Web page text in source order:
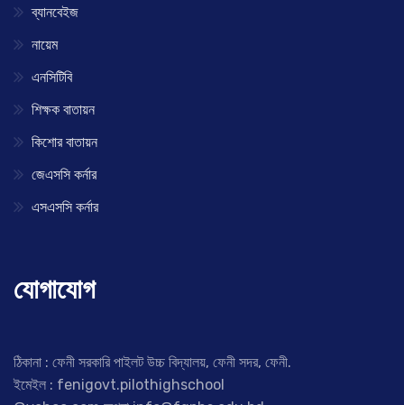
ব্যানবেইজ
নায়েম
এনসিটিবি
শিক্ষক বাতায়ন
কিশোর বাতায়ন
জেএসসি কর্নার
এসএসসি কর্নার
যোগাযোগ
ঠিকানা : ফেনী সরকারি পাইলট উচ্চ বিদ্যালয়, ফেনী সদর, ফেনী.
ইমেইল : fenigovt.pilothighschool